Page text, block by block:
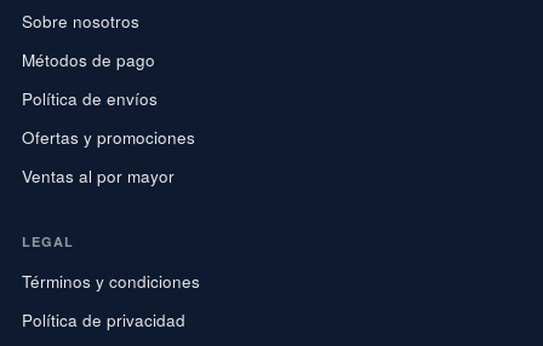
Sobre nosotros
Métodos de pago
Política de envíos
Ofertas y promociones
Ventas al por mayor
LEGAL
Términos y condiciones
Política de privacidad